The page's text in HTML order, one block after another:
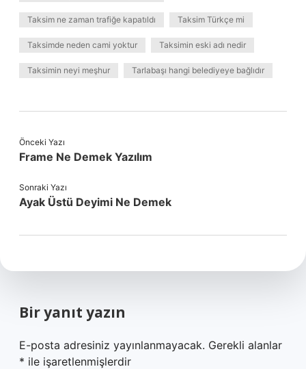
Taksim ne zaman trafiğe kapatıldı Taksim Türkçe mi
Taksimde neden cami yoktur Taksimin eski adı nedir
Taksimin neyi meşhur Tarlabaşı hangi belediyeye bağlıdır
Önceki Yazı
Frame Ne Demek Yazılım
Sonraki Yazı
Ayak Üstü Deyimi Ne Demek
Bir yanıt yazın
E-posta adresiniz yayınlanmayacak. Gerekli alanlar
* ile işaretlenmişlerdir